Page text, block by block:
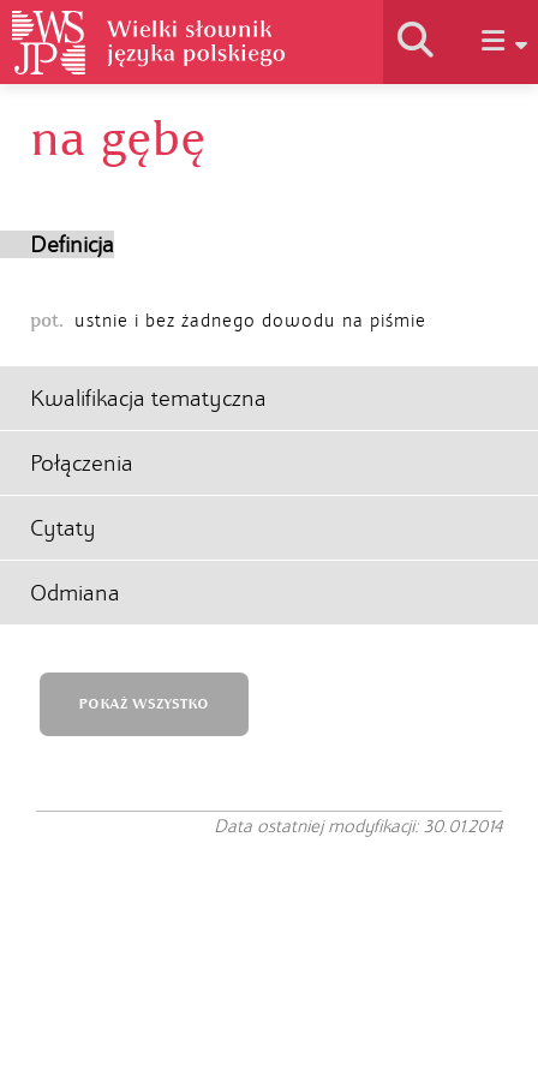
Historia słownika
na gębę
Definicja
pot. ustnie i bez żadnego dowodu na piśmie
Kwalifikacja tematyczna
Połączenia
Cytaty
Odmiana
POKAŻ WSZYSTKO
Data ostatniej modyfikacji: 30.01.2014